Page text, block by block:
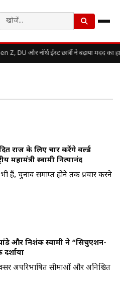
Z, DU और नॉर्थ ईस्ट छात्रों ने बढ़ाया मदद का
राज के लिए प्रचार करेंगे वर्ल्ड
महामंत्री स्वामी नित्यानंद
हैं, चुनाव समाप्त होने तक प्रचार करने
पांडे और निशंक स्वामी ने “सिचुएशन-
अपरिभाषित सीमाओं और अनिश्चित